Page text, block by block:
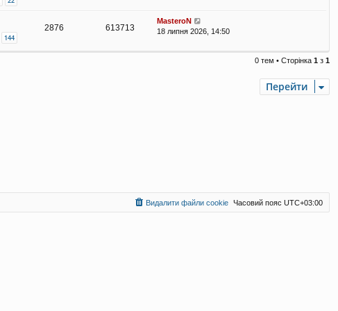
144
2876 613713
MasteroN
18 липня 2026, 14:50
0 тем • Сторінка 1 з 1
Перейти
Часовий пояс UTC+03:00
Видалити файли cookie